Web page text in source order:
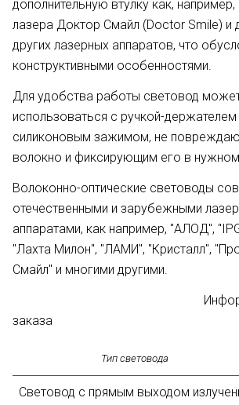
дополнительную втулку как,
лазера Доктор Смайл (Doctor Smile) и
других лазерных аппаратов, что
конструктивными особенностями.
Для удобства работы световод
использоваться с ручкой-
силиконовым зажимом, не
волокно и фиксирующим его в
Волоконно-оптические световоды
отечественными и зарубежными
аппаратами, как например, "АЛОД",
"Лахта Милон", "ЛАМИ", "Кристалл",
Смайл" и многими другими.
Информация
заказа
Тип световода
Световод с прямым выходом